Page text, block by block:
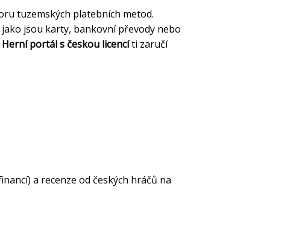
tuzemských platebních metod.
jsou karty, bankovní převody nebo
Herní portál s českou licencíti zaručí
a recenze od českých hráčů na